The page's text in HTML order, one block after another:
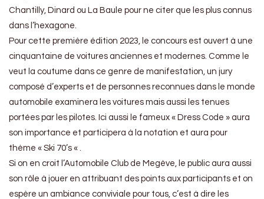
Chantilly, Dinard ou La Baule pour ne citer que les plus connus
dans l’hexagone.
Pour cette première édition 2023, le concours est ouvert à une
cinquantaine de voitures anciennes et modernes. Comme le
veut la coutume dans ce genre de manifestation, un jury
composé d’experts et de personnes reconnues dans le monde
automobile examinera les voitures mais aussi les tenues
portées par les pilotes. Ici aussi le fameux « Dress Code » aura
son importance et participera à la notation et aura pour
thème « Ski 70’s « .
Si on en croit l’Automobile Club de Megève, le public aura aussi
son rôle à jouer en attribuant des points aux participants et on
espère un ambiance conviviale pour tous, c’est à dire les